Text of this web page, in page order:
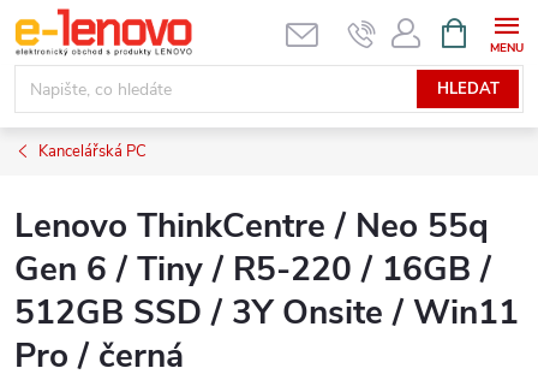
Přejít
na
obsah
HLEDAT
NÁKUPNÍ
KOŠÍK
Kancelářská PC
Lenovo ThinkCentre / Neo 55q
Gen 6 / Tiny / R5-220 / 16GB /
512GB SSD / 3Y Onsite / Win11
Pro / černá